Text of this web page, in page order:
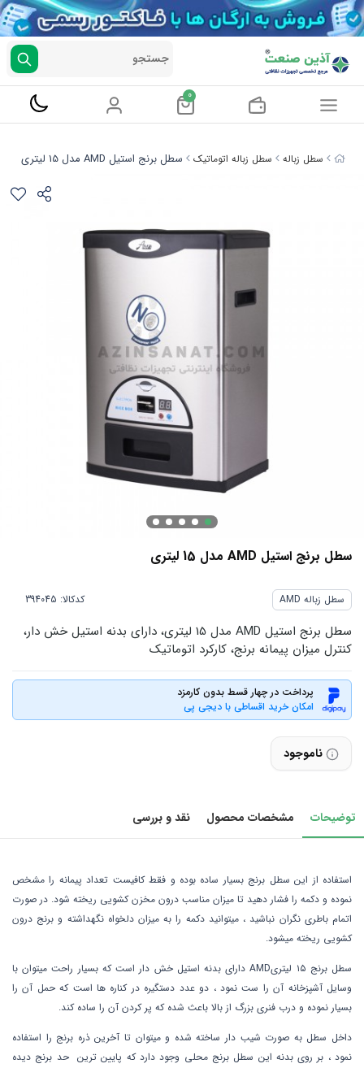
سطل زباله سطل زباله اتوماتیک سطل برنج استیل AMD مدل 15 لیتری
سطل زباله AMD کدکالا:
سطل برنج استیل AMD مدل 15 لیتری
سطل برنج استیل AMD مدل 15 لیتری، دارای بدنه استیل خش دار،
کنترل میزان پیمانه برنج، کارکرد اتوماتیک
پرداخت در چهار قسط بدون کارمزد
امکان خرید اقساطی با دیجی پی
ناموجود
توضیحات مشخصات محصول نقد و بررسی
استفاده از این سطل برنج بسیار ساده بوده و فقط کافیست تعداد پیمانه را مشخص
نموده و دکمه را فشار دهید تا میزان مناسب درون مخزن کشویی ریخته شود. در صورت
اتمام باطری نگران نباشید ، میتوانید دکمه را به میزان دلخواه نگهداشته و برنج درون
کشویی ریخته میشود.
سطل برنج ۱۵ لیتریAMD دارای بدنه استیل خش دار است که بسیار راحت میتوان با
وسایل آشپزخانه آن را ست نمود ، دو عدد دستگیره در کناره ها است که حمل آن را
بسیار نموده و درب فنری بزرگ از بالا باعث شده که پر کردن آن را ساده کند.
داخل سطل به صورت شیب دار ساخته شده و میتوان تا آخرین ذره برنج را استفاده
نمود ، بر روی بدنه این سطل برنج محلی وجود دارد که پایین ترین حد برنج دیده
جستجو
0